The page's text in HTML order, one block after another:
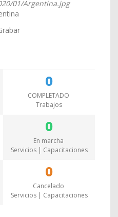
0
COMPLETADO
Trabajos
0
En marcha
Servicios | Capacitaciones
0
Cancelado
Servicios | Capacitaciones